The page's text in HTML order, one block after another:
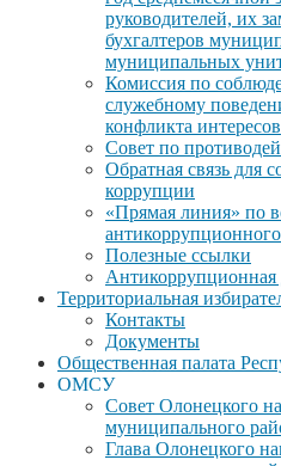
руководителей, их
бухгалтеров
муниципальных
Комиссия по
служебному
конфликта интересов
Совет по
Обратная связь для
коррупции
«Прямая линия» по
Полезные ссылки
Территориальная
Контакты
Документы
Общественная палата
ОМСУ
Совет Олонецкого
муниципального
Глава Олонецкого